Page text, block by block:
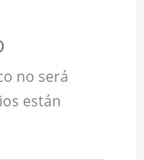
no será
están